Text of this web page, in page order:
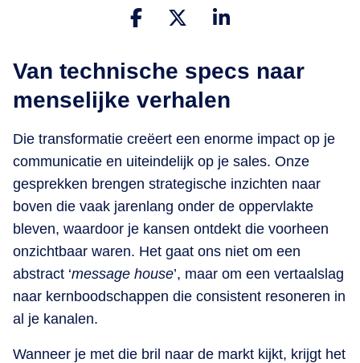
Van technische specs naar
menselijke verhalen
Die transformatie creëert een enorme impact op je
communicatie en uiteindelijk op je sales. Onze
gesprekken brengen strategische inzichten naar
boven die vaak jarenlang onder de oppervlakte
bleven, waardoor je kansen ontdekt die voorheen
onzichtbaar waren. Het gaat ons niet om een
abstract ‘message house’, maar om een vertaalslag
naar kernboodschappen die consistent resoneren in
al je kanalen.
Wanneer je met die bril naar de markt kijkt, krijgt het